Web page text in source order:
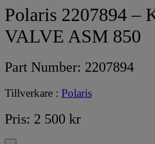
Polaris 2207894 –
VALVE ASM 850
Part Number: 2207894
Tillverkare : Polaris
Pris: 2 500 kr